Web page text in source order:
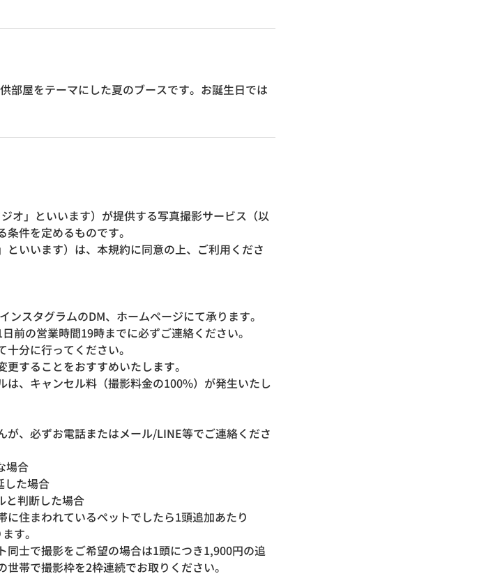
部屋をテーマにした夏のブースです。お誕生日では
オ」といいます）が提供する写真撮影サービス（以
件を定めるものです。
いいます）は、本規約に同意の上、ご利用くださ
ンスタグラムのDM、ホームページにて承ります。
前の営業時間19時までに必ずご連絡ください。
分に行ってください。
することをおすすめいたします。
は、キャンセル料（撮影料金の100%）が発生いたし
、必ずお電話またはメール/LINE等でご連絡くださ
場合
した場合
と判断した場合
に住まわれているペットでしたら1頭追加あたり
す。
士で撮影をご希望の場合は1頭につき1,900円の追
帯で撮影枠を2枠連続でお取りください。